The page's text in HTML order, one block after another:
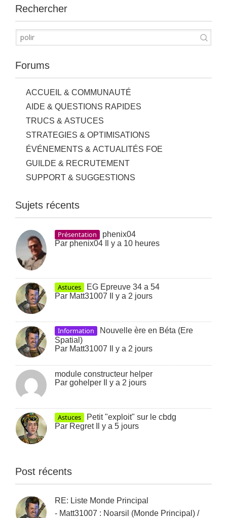
Rechercher
Forums
ACCUEIL & COMMUNAUTÉ
AIDE & QUESTIONS RAPIDES
TRUCS & ASTUCES
STRATEGIES & OPTIMISATIONS
ÉVÉNEMENTS & ACTUALITÉS FOE
GUILDE & RECRUTEMENT
SUPPORT & SUGGESTIONS
Sujets récents
Présentation
phenix04
Par phenix04 Il y a 10 heures
Astuces
EG Epreuve 34 a 54
Par Matt31007 Il y a 2 jours
Information
Nouvelle ère en Béta (Ere
Spatial)
Par Matt31007 Il y a 2 jours
module constructeur helper
Pargohelper Il y a 2 jours
Astuces
Petit "exploit" sur le cbdg
Par Regret Il y a 5 jours
Post récents
RE: Liste Monde Principal
- Matt31007 : Noarsil (Monde Principal) /